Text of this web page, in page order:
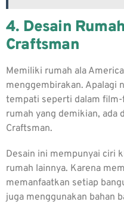
4. Desain
Craftsman
Memiliki rumah ala
menggembirakan. Apalagi
tempati seperti dalam
rumah yang demikian, ada
Craftsman.
Desain ini mempunyai ciri
rumah lainnya. Karena
memanfaatkan setiap
juga menggunakan bahan